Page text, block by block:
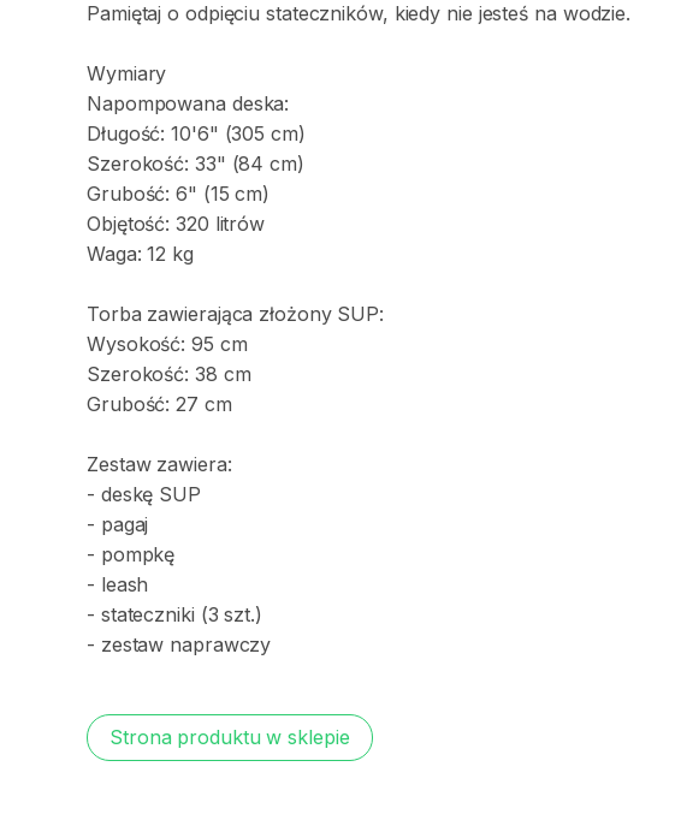
Pamiętaj o odpięciu stateczników​,​ kiedy nie jesteś na wodzie.
Wymiary
Napompowana deska:
Długość: 10'6" (305 cm)
Szerokość: 33" (84 cm)
Grubość: 6" (15 cm)
Objętość: 320 litrów
Waga: 12 kg
Torba zawierająca złożony SUP:
Wysokość: 95 cm
Szerokość: 38 cm
Grubość: 27 cm
Zestaw zawiera:
- deskę SUP
- pagaj
- pompkę
- leash
- stateczniki (3 szt.)
- zestaw naprawczy
Strona produktu w sklepie